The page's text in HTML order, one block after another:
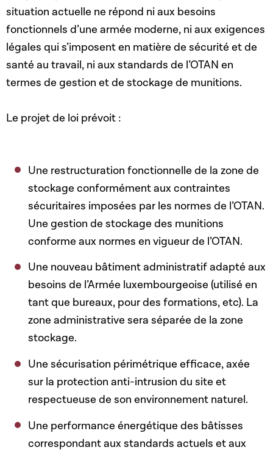
situation actuelle ne répond ni aux besoins
fonctionnels d’une armée moderne, ni aux exigences
légales qui s’imposent en matière de sécurité et de
santé au travail, ni aux standards de l’OTAN en
termes de gestion et de stockage de munitions.
Le projet de loi prévoit :
Une restructuration fonctionnelle de la zone de
stockage conformément aux contraintes
sécuritaires imposées par les normes de l’OTAN.
Une gestion de stockage des munitions
conforme aux normes en vigueur de l’OTAN.
Une nouveau bâtiment administratif adapté aux
besoins de l’Armée luxembourgeoise (utilisé en
tant que bureaux, pour des formations, etc). La
zone administrative sera séparée de la zone
stockage.
Une sécurisation périmétrique efficace, axée
sur la protection anti-intrusion du site et
respectueuse de son environnement naturel.
Une performance énergétique des bâtisses
correspondant aux standards actuels et aux